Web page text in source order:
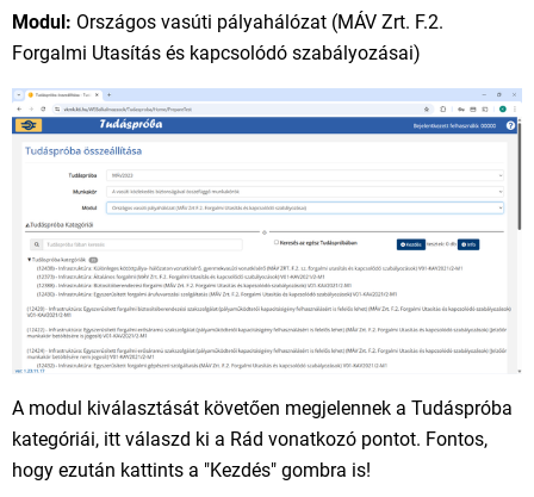
Modul: Országos vasúti pályahálózat (MÁV Zrt. F.2.
Forgalmi Utasítás és kapcsolódó szabályozásai)
A modul kiválasztását követően megjelennek a Tudáspróba
kategóriái, itt válaszd ki a Rád vonatkozó pontot. Fontos,
hogy ezután kattints a "Kezdés" gombra is!